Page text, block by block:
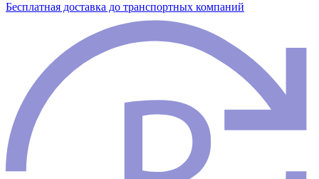
Бесплатная доставка до транспортных компаний